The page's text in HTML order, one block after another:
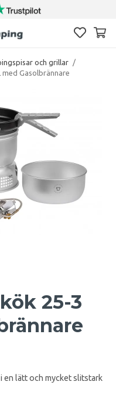
och grillar /
Gasolbrännare
25-3
en lätt och mycket slitstark